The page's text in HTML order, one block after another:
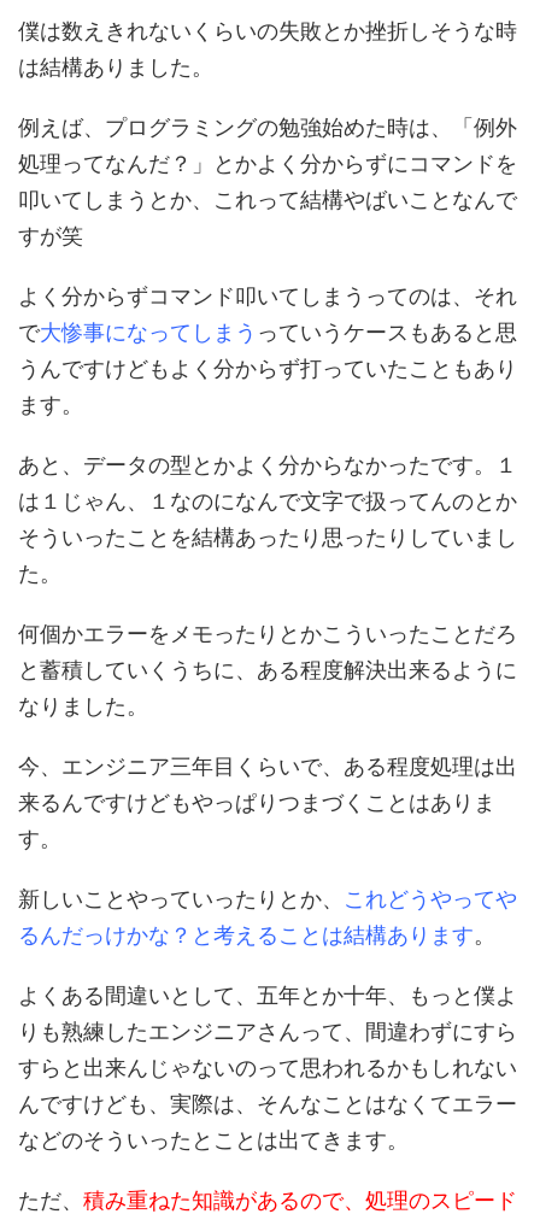
僕は数えきれないくらいの失敗とか挫折しそうな時
は結構ありました。
例えば、プログラミングの勉強始めた時は、「例外
処理ってなんだ？」とかよく分からずにコマンドを
叩いてしまうとか、これって結構やばいことなんで
すが笑
よく分からずコマンド叩いてしまうってのは、それ
で大惨事になってしまう っていうケースもあると思
うんですけどもよく分からず打っていたこともあり
ます。
あと、データの型とかよく分からなかったです。１
は１じゃん、１なのになんで文字で扱ってんのとか
そういったことを結構あったり思ったりしていまし
た。
何個かエラーをメモったりとかこういったことだろ
と蓄積していくうちに、ある程度解決出来るように
なりました。
今、エンジニア三年目くらいで、ある程度処理は出
来るんですけどもやっぱりつまづくことはありま
す。
新しいことやっていったりとか、 これどうやってや
るんだっけかな？と考えることは結構あります。
よくある間違いとして、五年とか十年、もっと僕よ
りも熟練したエンジニアさんって、間違わずにすら
すらと出来んじゃないのって思われるかもしれない
んですけども、実際は、そんなことはなくてエラー
などのそういったとことは出てきます。
ただ、 積み重ねた知識があるので、処理のスピード